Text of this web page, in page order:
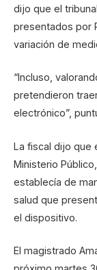
dijo que el
presentados por
variación de
“Incluso,
pretendieron
electrónico”,
La fiscal dijo que
Ministerio
establecía de
salud que
el dispositivo.
El magistrado